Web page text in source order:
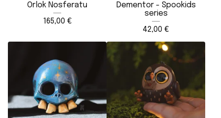
Orlok Nosferatu
165,00 €
Dementor - Spookids
series
42,00 €